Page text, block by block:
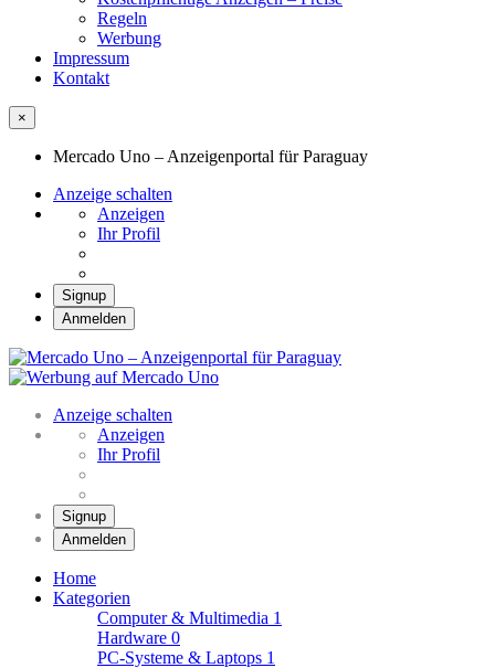
Regeln
Werbung
Impressum
Kontakt
×
Mercado Uno – Anzeigenportal für Paraguay
Anzeige schalten
Anzeigen
Ihr Profil
Signup
Anmelden
Anzeige schalten
Anzeigen
Ihr Profil
Signup
Anmelden
Home
Kategorien
Computer & Multimedia 1
Hardware 0
PC-Systeme & Laptops 1